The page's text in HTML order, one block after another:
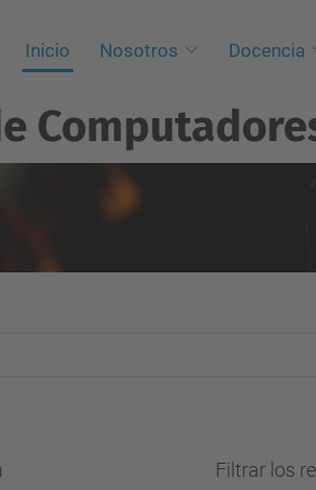
Inicio Nosotros Docencia
Filtrar los